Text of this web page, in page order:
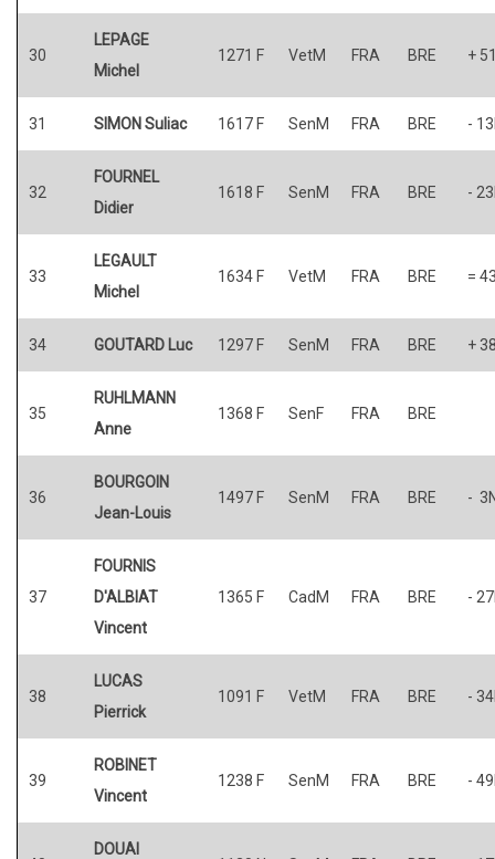
30
LEPAGE
Michel
1271 F VetM FRA BRE +
31 SIMON Suliac 1617 F SenM FRA BRE -
32
FOURNEL
Didier
1618 F SenM FRA BRE -
33
LEGAULT
Michel
1634 F VetM FRA BRE =
34 GOUTARD Luc 1297 F SenM FRA BRE +
35
RUHLMANN
Anne
1368 F SenF FRA BRE
36
BOURGOIN
Jean-Louis
1497 F SenM FRA BRE -
37
FOURNIS
D'ALBIAT
Vincent
1365 F CadM FRA BRE -
38
LUCAS
Pierrick
1091 F VetM FRA BRE -
39
ROBINET
Vincent
1238 F SenM FRA BRE -
DOUAI